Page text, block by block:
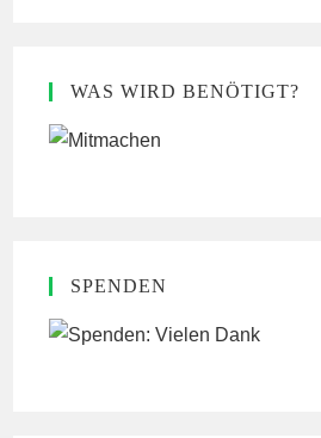
WAS WIRD BENÖTIGT?
SPENDEN